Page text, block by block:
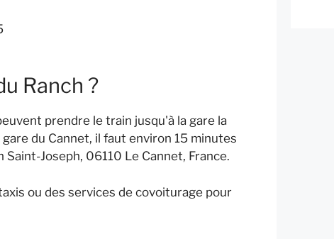
Ranch ?
prendre le train jusqu'à la gare la
du Cannet, il faut environ 15 minutes
Joseph, 06110 Le Cannet, France.
ou des services de covoiturage pour